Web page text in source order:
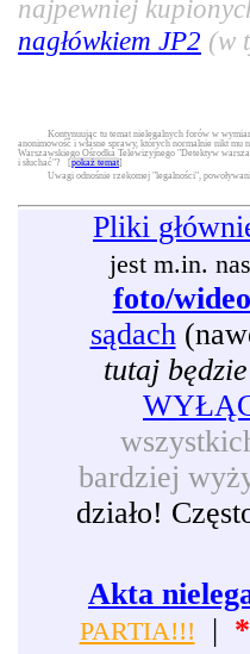
najpewniej
nagłówkiem JP2 (w
Kontynuując tu temat nielegalnych forów w
anonimowość i własne sprawy, których normalnie nikt mu
Warszawskiego Ośrodka Telewizyjnego "Detektyw
i słuchać"? [pokaż temat]
Uwagi odnośnie rzekomej "legalności",
Pliki
jest m.in.
foto/wideo
sądach
tutaj
bardziej
działo!
Akta
PARTIA!!! |